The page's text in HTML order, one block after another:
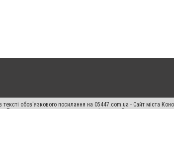
обов'язкового посилання на 05447.com.ua - Сайт міста
Порушення виняткових прав переслідується Законом.